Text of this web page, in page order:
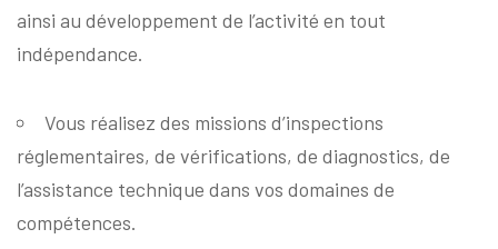
ainsi au développement de l’activité en tout
indépendance.
Vous réalisez des missions d’inspections
réglementaires, de vérifications, de diagnostics, de
l’assistance technique dans vos domaines de
compétences.